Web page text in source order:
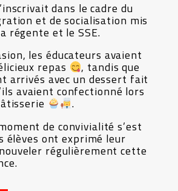
dans le cadre du
et de socialisation mis
régente et le SSE.
les éducateurs avaient
repas , tandis que
arrivés avec un dessert fait
avaient confectionné lors
.
de convivialité s’est
élèves ont exprimé leur
régulièrement cette